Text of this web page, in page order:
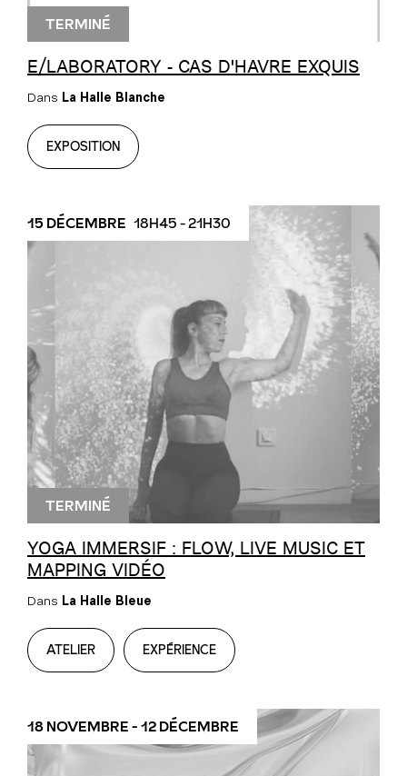
TERMINÉ
E/LABORATORY - CAS D'HAVRE EXQUIS
Dans La Halle Blanche
EXPOSITION
15 DÉCEMBRE 18H45 - 21H30
TERMINÉ
YOGA IMMERSIF : FLOW, LIVE MUSIC ET
MAPPING VIDÉO
Dans La Halle Bleue
ATELIER EXPÉRIENCE
18 NOVEMBRE - 12 DÉCEMBRE